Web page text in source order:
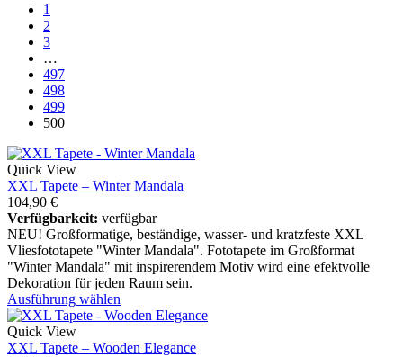
1
2
3
…
497
498
499
500
Quick View
XXL Tapete – Winter Mandala
104,90 €
Verfügbarkeit: verfügbar
NEU! Großformatige, beständige, wasser- und kratzfeste XXL
Vliesfototapete "Winter Mandala". Fototapete im Großformat
"Winter Mandala" mit inspirerendem Motiv wird eine efektvolle
Dekoration für jeden Raum sein.
Ausführung wählen
Quick View
XXL Tapete – Wooden Elegance